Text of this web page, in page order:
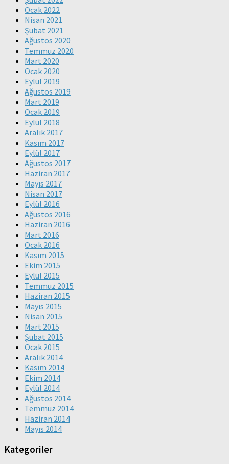
Ocak 2022
Nisan 2021
Şubat 2021
Ağustos 2020
Temmuz 2020
Mart 2020
Ocak 2020
Eylül 2019
Ağustos 2019
Mart 2019
Ocak 2019
Eylül 2018
Aralık 2017
Kasım 2017
Eylül 2017
Ağustos 2017
Haziran 2017
Mayıs 2017
Nisan 2017
Eylül 2016
Ağustos 2016
Haziran 2016
Mart 2016
Ocak 2016
Kasım 2015
Ekim 2015
Eylül 2015
Temmuz 2015
Haziran 2015
Mayıs 2015
Nisan 2015
Mart 2015
Şubat 2015
Ocak 2015
Aralık 2014
Kasım 2014
Ekim 2014
Eylül 2014
Ağustos 2014
Temmuz 2014
Haziran 2014
Mayıs 2014
Kategoriler